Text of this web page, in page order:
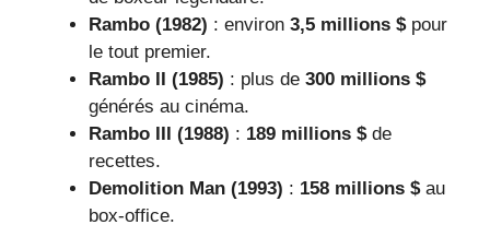
Rambo (1982) : environ 3,5 millions $pour
le tout premier.
Rambo II (1985) : plus de 300 millions $
générés au cinéma.
Rambo III (1988) : 189 millions $de
recettes.
Demolition Man (1993) : 158 millions $au
box-office.